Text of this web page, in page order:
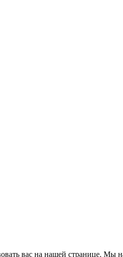
вас на нашей странице.